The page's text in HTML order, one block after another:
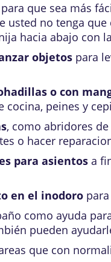
que sea más
usted no tenga
hacia abajo con
objetospara
o con
cocina, peines y
, como abridores
o hacer
para asientosa
en el inodoropara
como ayuda
pueden
que con